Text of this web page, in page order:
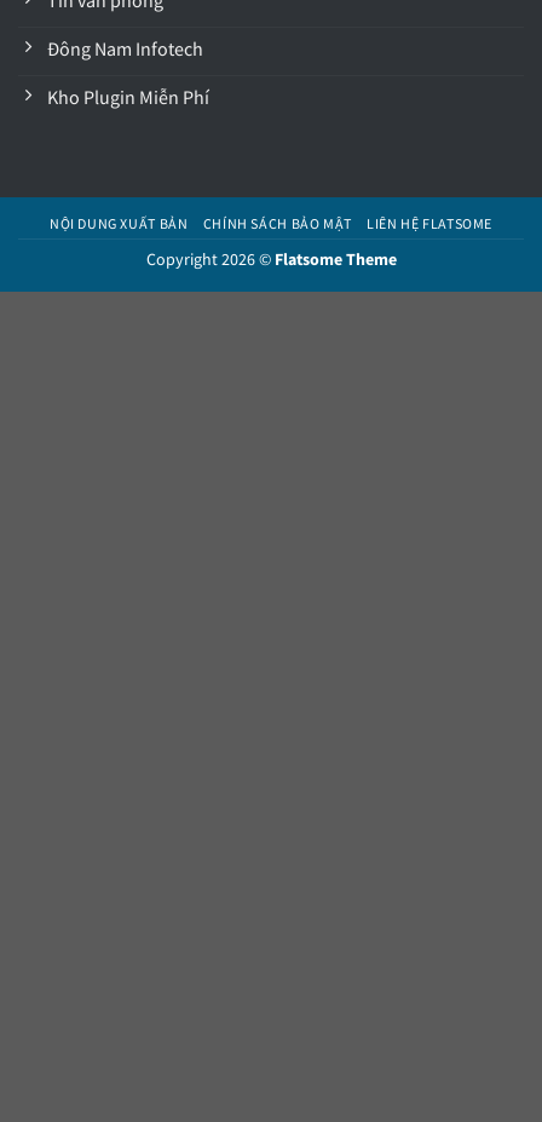
Đông Nam Infotech
Kho Plugin Miễn Phí
NỘI DUNG XUẤT BẢN CHÍNH SÁCH BẢO MẬT LIÊN HỆ FLATSOME
Copyright 2026 © Flatsome Theme